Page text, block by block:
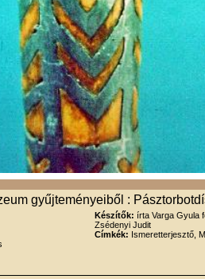
gyűjteményeiből :
Készítők: írta Varga Gyula
Zsédenyi Judit
Címkék: Ismeretterjesztő,